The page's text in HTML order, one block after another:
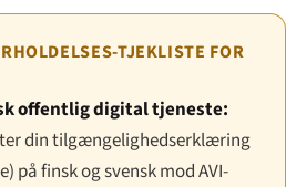
TJEKLISTE FOR
offentlig digital tjeneste:
din tilgængelighedserklæring
) på finsk og svensk mod AVI-